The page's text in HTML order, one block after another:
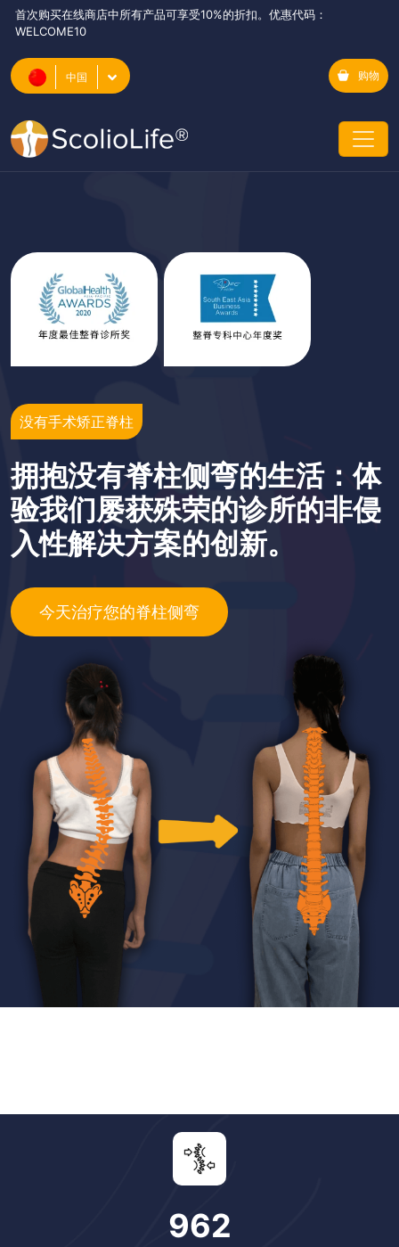
首次购买在线商店中所有产品可享受10%的折扣。优惠代码：
WELCOME10
中国 购物
没有手术矫正脊柱
拥抱没有脊柱侧弯的生活：体
验我们屡获殊荣的诊所的非侵
入性解决方案的创新。
今天治疗您的脊柱侧弯
1122